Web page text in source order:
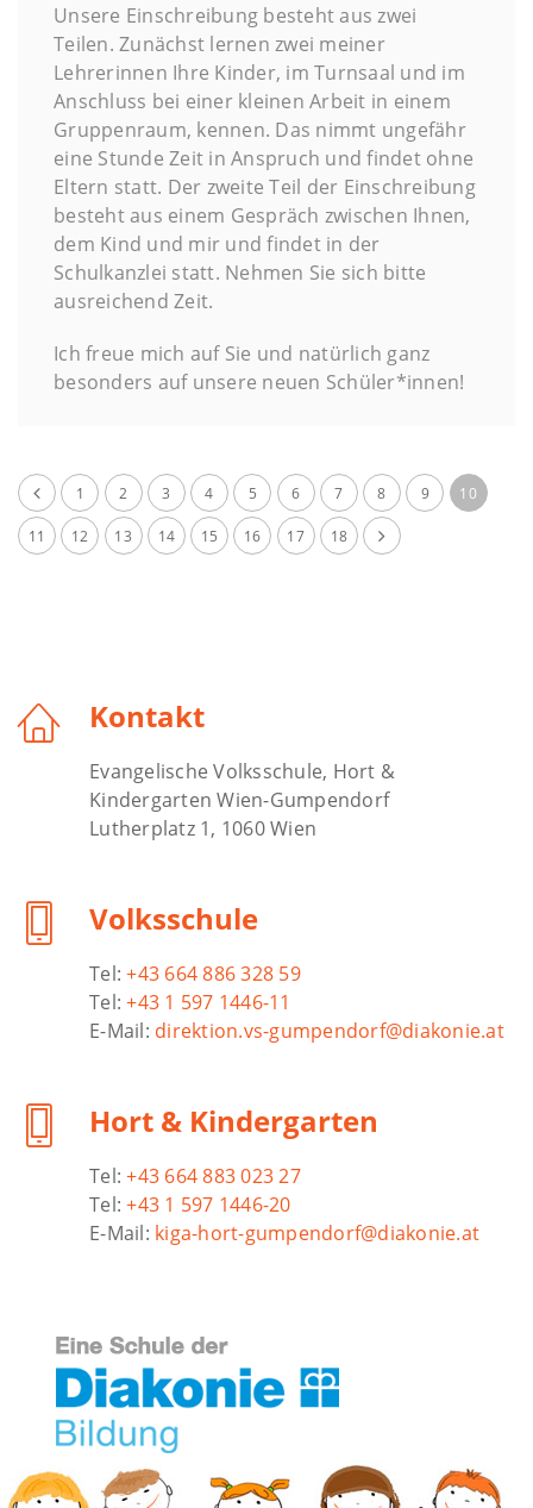
Unsere Einschreibung besteht aus zwei
Teilen. Zunächst lernen zwei meiner
Lehrerinnen Ihre Kinder, im Turnsaal und im
Anschluss bei einer kleinen Arbeit in einem
Gruppenraum, kennen. Das nimmt ungefähr
eine Stunde Zeit in Anspruch und findet ohne
Eltern statt. Der zweite Teil der Einschreibung
besteht aus einem Gespräch zwischen Ihnen,
dem Kind und mir und findet in der
Schulkanzlei statt. Nehmen Sie sich bitte
ausreichend Zeit.
Ich freue mich auf Sie und natürlich ganz
besonders auf unsere neuen Schüler*innen!
1 2 3 4 5 6 7 8 9 10
11 12 13 14 15 16 17 18
Kontakt
Evangelische Volksschule, Hort &
Kindergarten Wien-Gumpendorf
Lutherplatz 1, 1060 Wien
Volksschule
Tel:+43 664 886 328 59
Tel:+43 1 597 1446-11
E-Mail: direktion.vs-gumpendorf@diakonie.at
Hort & Kindergarten
Tel:+43 664 883 023 27
Tel:+43 1 597 1446-20
E-Mail: kiga-hort-gumpendorf@diakonie.at